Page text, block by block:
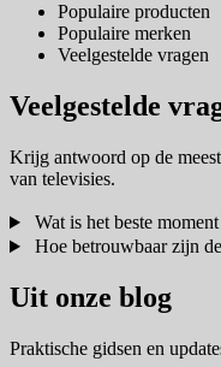
Populaire producten
Populaire merken
Veelgestelde vragen
Veelgestelde
Krijg antwoord op de
van televisies.
Wat is het beste
Hoe betrouwbaar zijn
Uit onze blog
Praktische gidsen en